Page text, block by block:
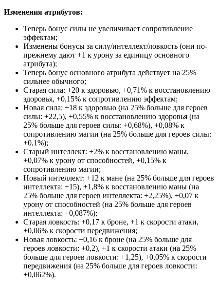
Изменения атрибутов:
Теперь бонус силы не увеличивает сопротивление
эффектам;
Изменены бонусы за силу/интеллект/ловкость (они по-
прежнему дают +1 к урону за единицу основного
атрибута);
Теперь бонус основного атрибута действует на 25%
сильнее обычного;
Старая сила: +20 к здоровью, +0,71% к восстановлению
здоровья, +0,15% к сопротивлению эффектам;
Новая сила: +18 к здоровью (на 25% больше для героев
силы: +22,5), +0,55% к восстановлению здоровья (на
25% больше для героев силы: +0,68%), +0,08% к
сопротивлению магии (на 25% больше для героев силы:
+0,1%);
Старый интеллект: +2% к восстановлению маны,
+0,07% к урону от способностей, +0,15% к
сопротивлению магии;
Новый интеллект: +12 к мане (на 25% больше для героев
интеллекта: +15), +1,8% к восстановлению маны (на
25% больше для героев интеллекта: +2,25%), +0,07 к
урону от способностей (на 25% больше для героев
интеллекта: +0,087%);
Старая ловкость: +0,17 к броне, +1 к скорости атаки,
+0,06% к скорости передвижения;
Новая ловкость: +0,16 к броне (на 25% больше для
героев ловкости: +0,2), +1 к скорости атаки (на 25%
больше для героев ловкости: +1,25), +0,05% к скорости
передвижения (на 25% больше для героев ловкости:
+0,062%).